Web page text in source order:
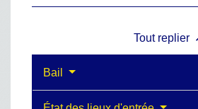
Tout replier
Bail